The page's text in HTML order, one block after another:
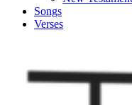
Songs
Verses